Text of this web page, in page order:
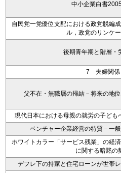
中小企業白書
自民党一党優位支配における政党脱編
ル，政党のリンケ
後期青年期と階層・
7 夫婦関係
父不在・無職層の帰結－将来の地
現代日本における母親の就労の子ども
ベンチャー企業経営の特質－一
ホワイトカラー「サービス残業」の経
に関する暗黙の
デフレ下の持家と住宅ローンが世帯